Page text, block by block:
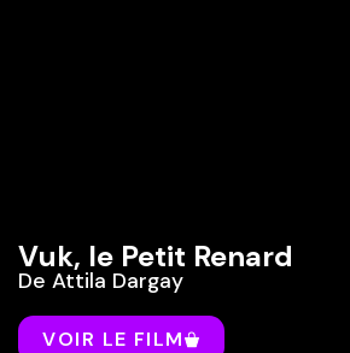
Vuk, le Petit Renard
De Attila Dargay
VOIR LE FILM